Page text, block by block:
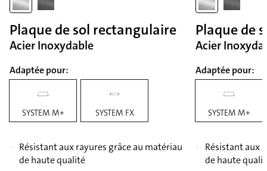
Plaque de sol rectangulaire
Acier Inoxydable
Adaptée pour:
SYSTEM M+ SYSTEM FX
Résistant aux rayures grâce au matériau
de haute qualité
Plaque de
Acier
Adaptée pour:
SYSTEM M+
Résistant aux
de haute